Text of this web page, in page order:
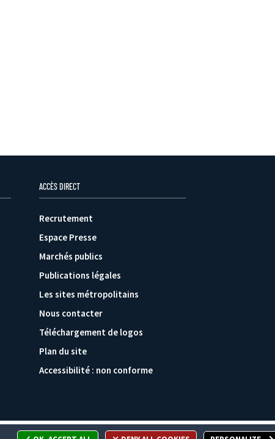
ACCÈS DIRECT
Recrutement
Espace Presse
Marchés publics
Publications légales
Les sites métropolitains
Nous contacter
Téléchargement de logos
Plan du site
Accessibilité : non conforme